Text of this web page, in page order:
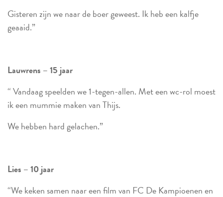
Gisteren zijn we naar de boer geweest. Ik heb een kalfje
geaaid.”
Lauwrens – 15 jaar
“ Vandaag speelden we 1-tegen-allen. Met een wc-rol moest
ik een mummie maken van Thijs.
We hebben hard gelachen.”
Lies – 10 jaar
“We keken samen naar een film van FC De Kampioenen en